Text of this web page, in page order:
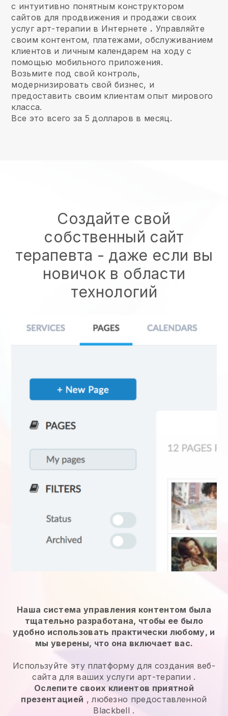
с интуитивно понятным конструктором
сайтов для продвижения и продажи своих
услуг арт-терапии в Интернете . Управляйте
своим контентом, платежами, обслуживанием
клиентов и личным календарем на ходу с
помощью мобильного приложения.
Возьмите под свой контроль,
модернизировать свой бизнес, и
предоставить своим клиентам опыт мирового
класса.
Все это всего за 5 долларов в месяц.
Создайте свой
собственный сайт
терапевта - даже если вы
новичок в области
технологий
Наша система управления контентом была
тщательно разработана, чтобы ее было
удобно использовать практически любому, и
мы уверены, что она включает вас.
Используйте эту платформу для создания веб-
сайта для вашихуслуги арт-терапии .
Ослепите своих клиентов приятной
презентацией , любезно предоставленной
Blackbell .